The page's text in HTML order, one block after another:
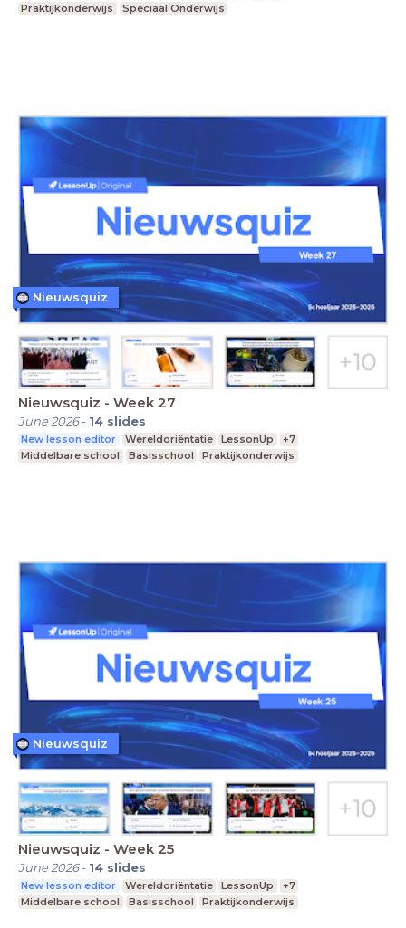
Praktijkonderwijs
Speciaal Onderwijs
Nieuwsquiz - Week 27
June 2026- 14 slides
New lesson editor Wereldoriëntatie LessonUp
+7
Middelbare school
Basisschool Praktijkonderwijs
Nieuwsquiz
Nieuwsquiz - Week 25
June 2026- 14 slides
New lesson editor Wereldoriëntatie LessonUp
+7
Middelbare school
Basisschool Praktijkonderwijs
Nieuwsquiz